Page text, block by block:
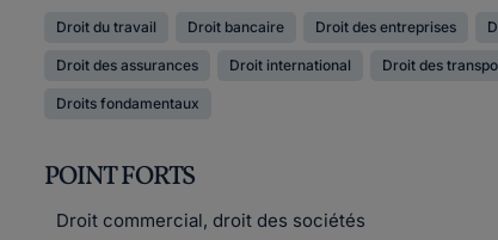
Droit du travail Droit bancaire Droit des entreprises
Droit des assurances Droit international Droit des
Droits fondamentaux
POINT FORTS
Droit commercial, droit des sociétés